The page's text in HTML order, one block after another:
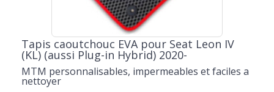
Tapis caoutchouc EVA pour Seat Leon IV
(KL) (aussi Plug-in Hybrid) 2020-
MTM personnalisables, impermeables et faciles a
nettoyer